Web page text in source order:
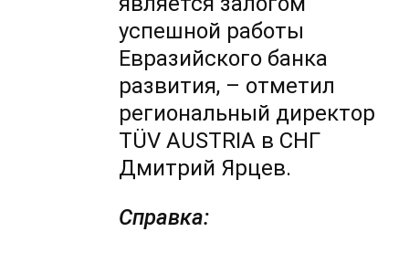
успешной работы
Евразийского банка
развития, – отметил
региональный директор
TÜV AUSTRIA в СНГ
Дмитрий Ярцев.
Справка: